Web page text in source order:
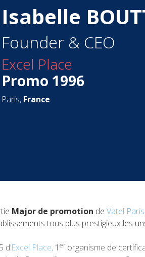
Isabelle
Founder & CEO
Excel Place
Promo 1996
Paris, France
Major de promotion de Vatel Paris
tous plus prestigieux les
d’Excel Place, 1 er organisme de